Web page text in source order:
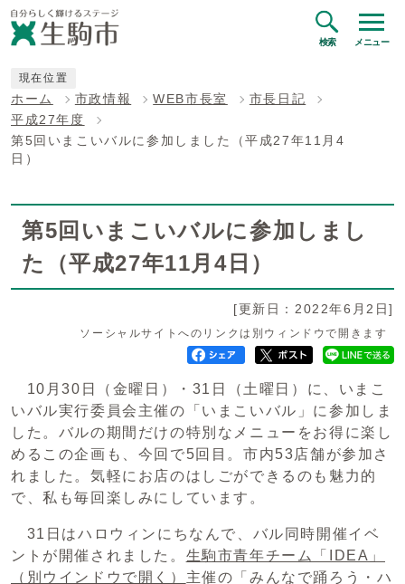
検索 メニュー
現在位置
ホーム 市政情報 WEB市長室
市長日記
平成27年度
第5回いまこいバルに参加しました（平成27年11月4
日）
第5回いまこいバルに参加しまし
た（平成27年11月4日）
[更新日：2022年6月2日]
ソーシャルサイトへのリンクは別ウィンドウで開きます
10月30日（金曜日）・31日（土曜日）に、いまこ
いバル実行委員会主催の「いまこいバル」に参加しま
した。バルの期間だけの特別なメニューをお得に楽し
めるこの企画も、今回で5回目。市内53店舗が参加さ
れました。気軽にお店のはしごができるのも魅力的
で、私も毎回楽しみにしています。
31日はハロウィンにちなんで、バル同時開催イベ
ントが開催されました。 生駒市青年チーム「IDEA」
（別ウインドウで開く） 主催の「みんなで踊ろう・ハ